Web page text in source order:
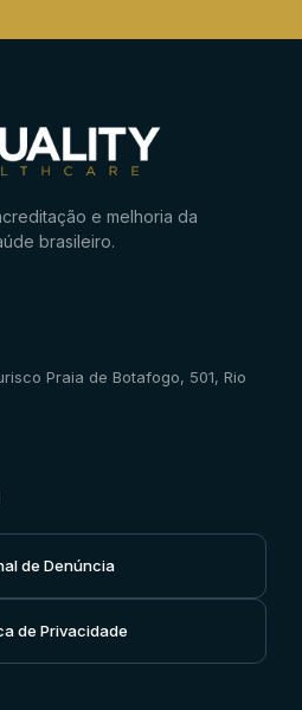
e melhoria da
brasileiro.
Praia de Botafogo, 501, Rio
de Denúncia
de Privacidade